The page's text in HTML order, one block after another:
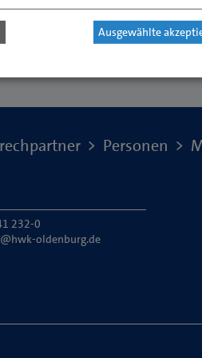
Personen
232-0
oldenburg.de
Ausgewählte